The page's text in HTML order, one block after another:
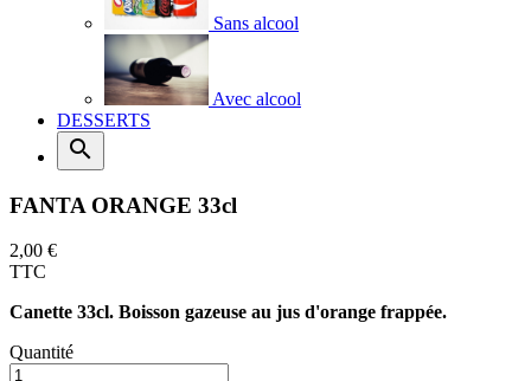
Sans alcool
Avec alcool
DESSERTS

FANTA ORANGE 33cl
2,00 €
TTC
Canette 33cl. Boisson gazeuse au jus d'orange frappée.
Quantité